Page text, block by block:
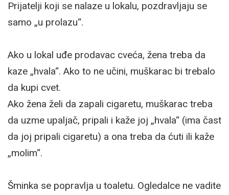
Prijatelji koji se nalaze u lokalu, pozdravljaju se
samo „u prolazu“.
Ako u lokal uđe prodavac cveća, žena treba da
kaze „hvala“. Ako to ne učini, muškarac bi trebalo
da kupi cvet.
Ako žena želi da zapali cigaretu, muškarac treba
da uzme upaljač, pripali i kaže joj „hvala“ (ima čast
da joj pripali cigaretu) a ona treba da ćuti ili kaže
„molim“.
Šminka se popravlja u toaletu. Ogledalce ne vadite